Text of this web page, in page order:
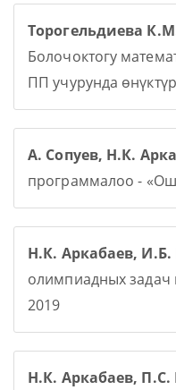
Торогельдиева
Болочоктогу
ПП учурунда
А. Сопуев, Н.К.
программалоо -
Н.К. Аркабаев,
олимпиадных
2019
Н.К. Аркабаев, П.С.